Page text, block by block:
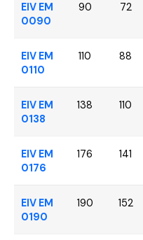
EIV EM
0090
90 72
EIV EM
0110
110 88
EIV EM
0138
138 110
EIV EM
0176
176 141
EIV EM
0190
190 152